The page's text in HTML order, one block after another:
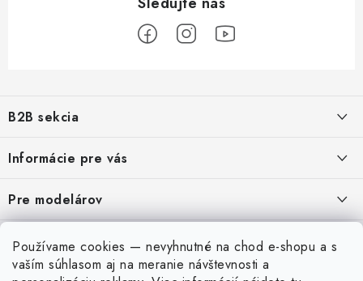
Používame cookies — nevyhnutné na chod e-shopu a s
vaším súhlasom aj na meranie návštevnosti a
p
ä
e
B2B sekcia
poskytovanie vhodných služieb a servisu
REGISTRÁCIA
Informácie pre vás
Moja objednávka
Kontakty
Pre modelárov
Modelársky slovník Art Scale
Môj účet
Prihlásiť sa